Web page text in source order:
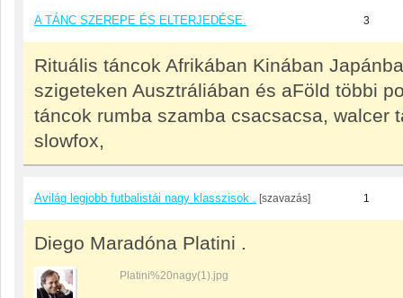
A TÁNC SZEREPE ÉS ELTERJEDÉSE. 3
Rituális táncok Afrikában Kinában
szigeteken Ausztráliában és aFöld többi
táncok rumba szamba csacsacsa, walcer
slowfox,
Avilág legjobb futbalistái nagy klasszisok . [szavazás] 1
Diego Maradóna Platini .
Platini%20nagy(1).jpg